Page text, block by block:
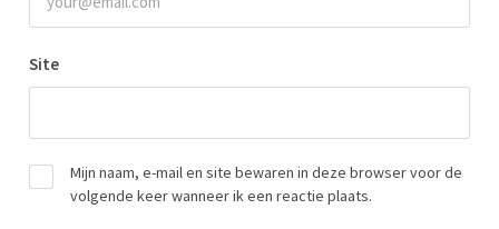
Site
Mijn naam, e-mail en site bewaren in deze browser voor de
volgende keer wanneer ik een reactie plaats.